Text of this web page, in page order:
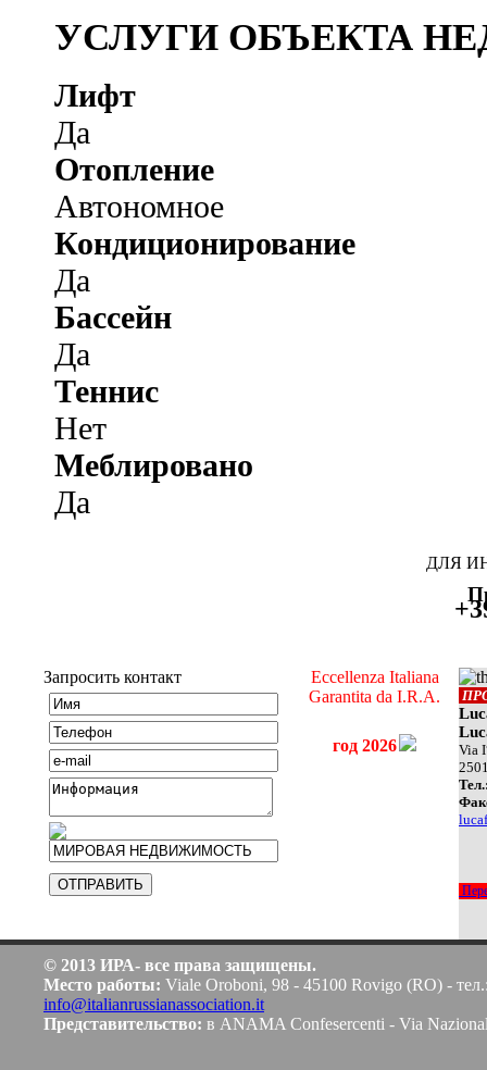
УСЛУГИ ОБЪЕКТА
Лифт
Да
Отопление
Автономное
Кондиционирование
Да
Бассейн
Да
Теннис
Нет
Меблировано
Да
ДЛЯ
Запросить контакт
Eccellenza Italiana
Garantita da I.R.A.
год 2026
Via
© 2013 ИРА- все права защищены.
Место работы: Viale Oroboni, 98 - 45100 Rovigo (RO) -
info@italianrussianassociation.it
Представительство: в ANAMA Confesercenti - Via